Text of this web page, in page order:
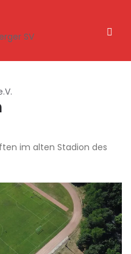
im alten Stadion des